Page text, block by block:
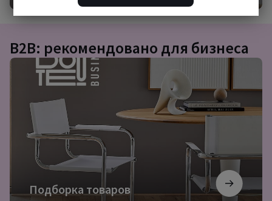
B2B: рекомендовано для бизнеса
Подборка товаров
Подборка
товаров